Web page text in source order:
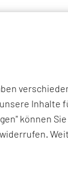
Interviews zu
unseren
können